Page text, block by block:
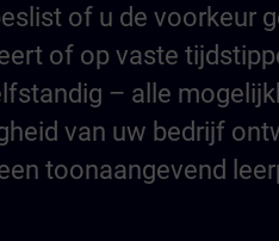
of u de voorkeur
of op vaste
– alle
van uw bedrijf
toonaangevend